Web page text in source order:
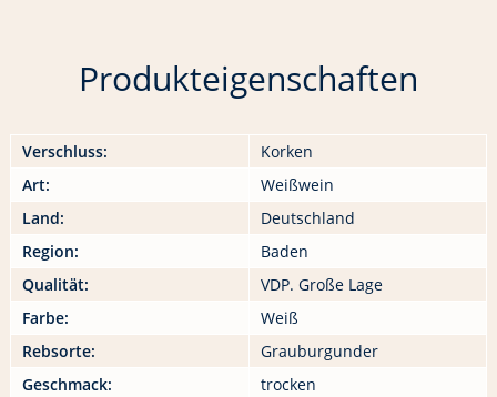
Produkteigenschaften
Verschluss:
Korken
Art:
Weißwein
Land:
Deutschland
Region:
Baden
Qualität:
VDP. Große Lage
Farbe:
Weiß
Rebsorte:
Grauburgunder
Geschmack:
trocken